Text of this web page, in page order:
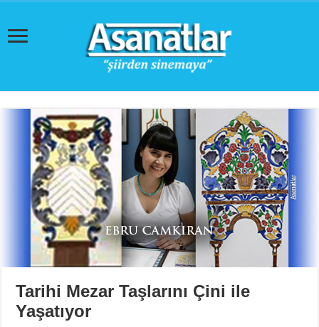
Tarihi Mezar Taşlarını Çini ile
Yaşatıyor